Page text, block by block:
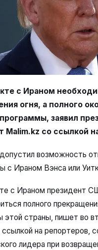
с Ираном
огня, а полного
заявил
Malim.kz со ссылкой
возможность
с Ираном Вэнса или
с Ираном президент
полного
этой страны, пишет во
ссылкой на репортеров,
лидера при